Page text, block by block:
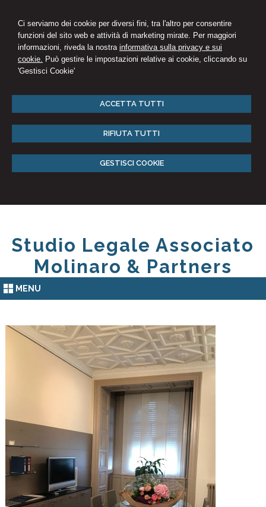
Ci serviamo dei cookie per diversi fini, tra l'altro per consentire
funzioni del sito web e attività di marketing mirate. Per maggiori
informazioni, riveda la nostra informativa sulla privacy e sui
cookie. Può gestire le impostazioni relative ai cookie, cliccando su
'Gestisci Cookie'
ACCETTA TUTTI
RIFIUTA TUTTI
GESTISCI COOKIE
Studio Legale Associato
Molinaro & Partners
MENU